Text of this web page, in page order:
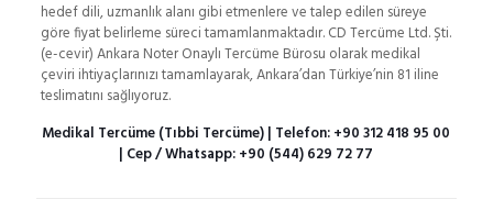
hedef dili, uzmanlık alanı gibi etmenlere ve talep edilen süreye
göre fiyat belirleme süreci tamamlanmaktadır. CD Tercüme Ltd. Şti.
(e-cevir) Ankara Noter Onaylı Tercüme Bürosu olarak medikal
çeviri ihtiyaçlarınızı tamamlayarak, Ankara’dan Türkiye’nin 81 iline
teslimatını sağlıyoruz.
Medikal Tercüme (Tıbbi Tercüme) | Telefon:+90 312 418 95 00
| Cep / Whatsapp:+90 (544) 629 72 77